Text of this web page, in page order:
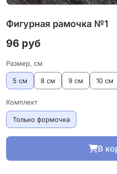
Фигурная рамочка №1
96 руб
Размер, см
5 см 8 см 9 см 10 см
Комплект
Только формочка
В